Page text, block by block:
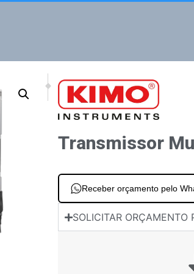
PREVIOUS
Exibição de montagem embutida Si-
NEXT
Transmissor de painel multifuncional Si-CPE320
Transmissor
Receber orçamento pelo
SOLICITAR ORÇAMENTO